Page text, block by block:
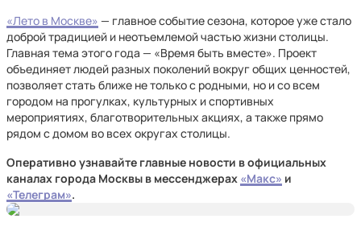
«Лето в Москве» — главное событие сезона, которое уже стало
доброй традицией и неотъемлемой частью жизни столицы.
Главная тема этого года — «Время быть вместе». Проект
объединяет людей разных поколений вокруг общих ценностей,
позволяет стать ближе не только с родными, но и со всем
городом на прогулках, культурных и спортивных
мероприятиях, благотворительных акциях, а также прямо
рядом с домом во всех округах столицы.
Оперативно узнавайте главные новости в официальных
каналах города Москвы в мессенджерах «Макс» и
«Телеграм».